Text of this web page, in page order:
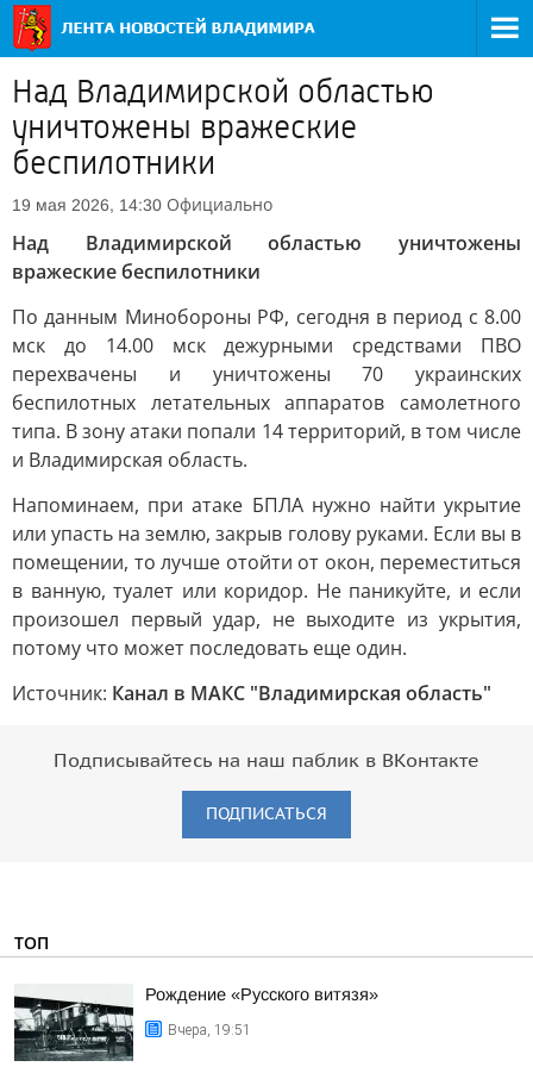
Над Владимирской областью
уничтожены вражеские
беспилотники
19 мая 2026, 14:30 Официально
Над Владимирской областью уничтожены
вражеские беспилотники
По данным Минобороны РФ, сегодня в период с 8.00
мск до 14.00 мск дежурными средствами ПВО
перехвачены и уничтожены 70 украинских
беспилотных летательных аппаратов самолетного
типа. В зону атаки попали 14 территорий, в том числе
и Владимирская область.
Напоминаем, при атаке БПЛА нужно найти укрытие
или упасть на землю, закрыв голову руками. Если вы в
помещении, то лучше отойти от окон, переместиться
в ванную, туалет или коридор. Не паникуйте, и если
произошел первый удар, не выходите из укрытия,
потому что может последовать еще один.
Источник: Канал в МАКС "Владимирская область"
Подписывайтесь на наш паблик в ВКонтакте
ПОДПИСАТЬСЯ
ТОП
Рождение «Русского витязя»
Вчера, 19:51